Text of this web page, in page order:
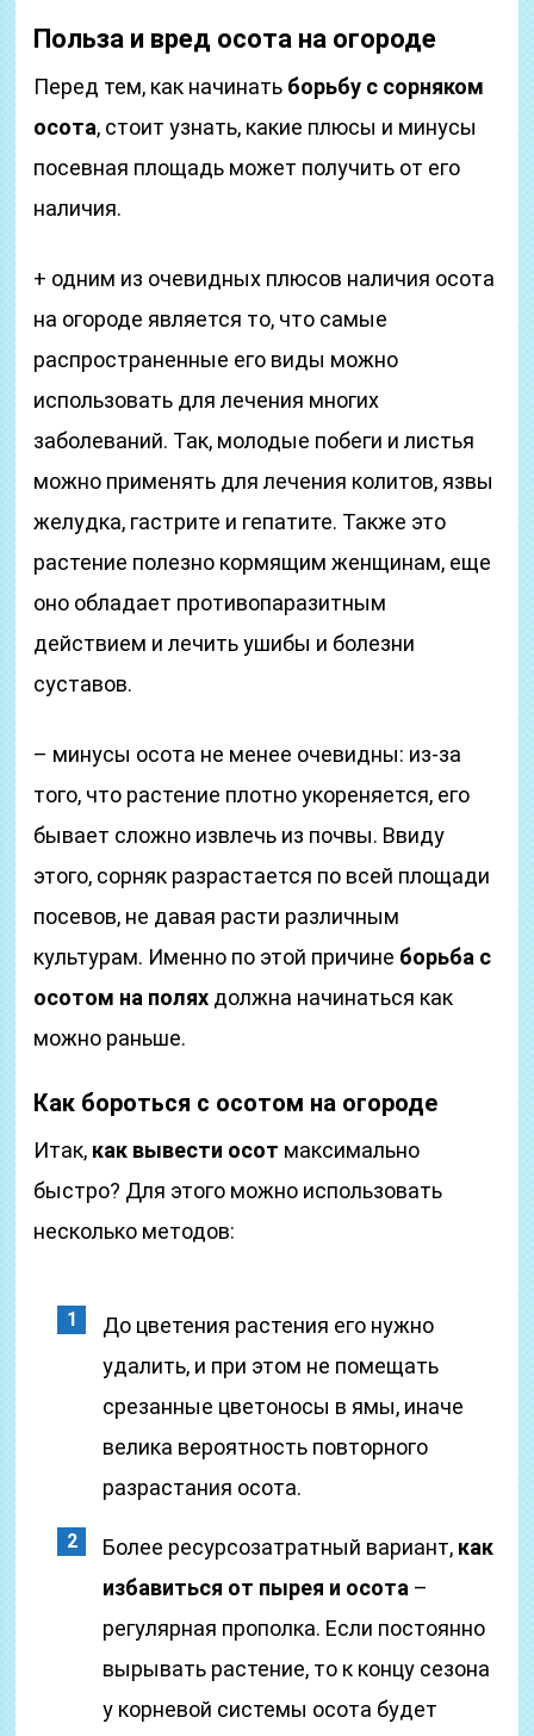
Польза и вред осота на огороде
Перед тем, как начинать борьбу с сорняком
осота, стоит узнать, какие плюсы и минусы
посевная площадь может получить от его
наличия.
+ одним из очевидных плюсов наличия осота
на огороде является то, что самые
распространенные его виды можно
использовать для лечения многих
заболеваний. Так, молодые побеги и листья
можно применять для лечения колитов, язвы
желудка, гастрите и гепатите. Также это
растение полезно кормящим женщинам, еще
оно обладает противопаразитным
действием и лечить ушибы и болезни
суставов.
– минусы осота не менее очевидны: из-за
того, что растение плотно укореняется, его
бывает сложно извлечь из почвы. Ввиду
этого, сорняк разрастается по всей площади
посевов, не давая расти различным
культурам. Именно по этой причине борьба с
осотом на полях должна начинаться как
можно раньше.
Как бороться с осотом на огороде
Итак, как вывести осот максимально
быстро? Для этого можно использовать
несколько методов:
До цветения растения его нужно
удалить, и при этом не помещать
срезанные цветоносы в ямы, иначе
велика вероятность повторного
разрастания осота.
Более ресурсозатратный вариант, как
избавиться от пырея и осота –
регулярная прополка. Если постоянно
вырывать растение, то к концу сезона
у корневой системы осота будет